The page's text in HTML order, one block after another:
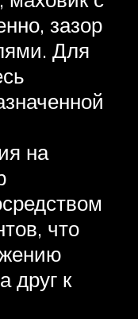
зазор
Для
на
что
друг к